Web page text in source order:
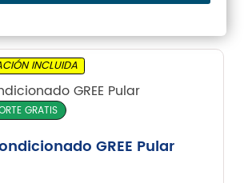
INCLUIDA
GRATIS
GREE Pular